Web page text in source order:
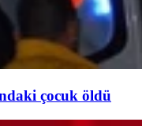
çocuk öldü